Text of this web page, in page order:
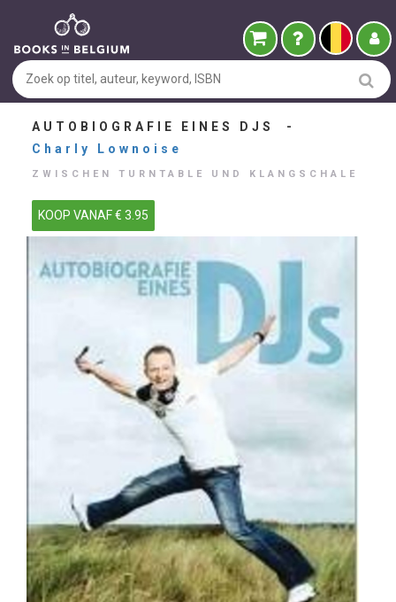
AUTOBIOGRAFIE EINES DJS -
Charly Lownoise
ZWISCHEN TURNTABLE UND KLANGSCHALE
KOOP VANAF € 3.95